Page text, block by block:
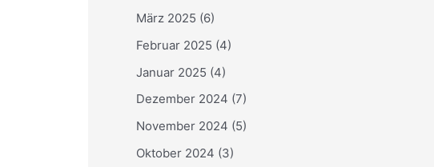
März 2025 (6)
Februar 2025 (4)
Januar 2025 (4)
Dezember 2024 (7)
November 2024 (5)
Oktober 2024 (3)